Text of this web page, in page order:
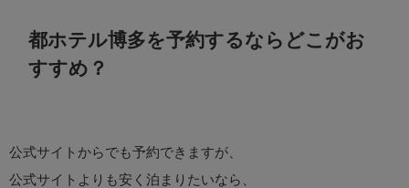
都ホテル博多を予約するならどこがお
すすめ？
公式サイトからでも予約できますが、
公式サイトよりも安く泊まりたいなら、